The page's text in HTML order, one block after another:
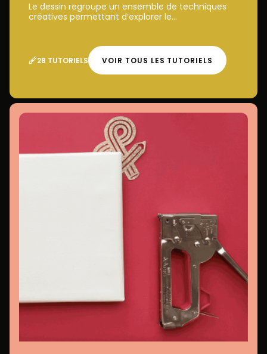
Le dessin regroupe un ensemble de techniques
créatives permettant d’explorer le...
28 TUTORIELS VOIR TOUS LES TUTORIELS